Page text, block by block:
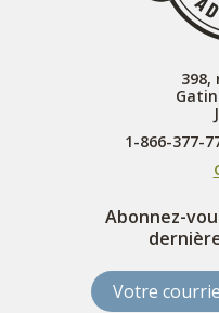
398,
1-866-377-
Abonnez-